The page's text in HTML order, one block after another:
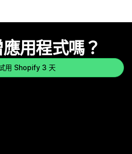
用程式嗎？
用 Shopify 3 天